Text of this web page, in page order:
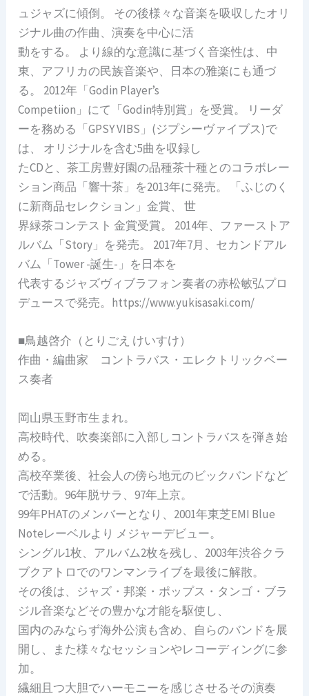
ュジャズに傾倒。 その後様々な音楽を吸収したオリ
ジナル曲の作曲、演奏を中心に活
動をする。 より線的な意識に基づく音楽性は、中
東、アフリカの民族音楽や、日本の雅楽にも通づ
る。 2012年「Godin Player’s
Competiion」にて「Godin特別賞」を受賞。 リーダ
ーを務める「GPSY VIBS」(ジプシーヴァイブス)で
は、 オリジナルを含む5曲を収録し
たCDと、茶工房豊好園の品種茶十種とのコラボレー
ション商品「響十茶」を2013年に発売。 「ふじのく
に新商品セレクション」金賞、 世
界緑茶コンテスト 金賞受賞。 2014年、ファーストア
ルバム「Story」を発売。 2017年7月、セカンドアル
バム「Tower -誕生-」を日本を
代表するジャズヴィブラフォン奏者の赤松敏弘プロ
デュースで発売。https://www.yukisasaki.com/
■鳥越啓介（とりごえ けいすけ）
作曲・編曲家 コントラバス・エレクトリックベー
ス奏者
岡山県玉野市生まれ。
高校時代、吹奏楽部に入部しコントラバスを弾き始
める。
高校卒業後、社会人の傍ら地元のビックバンドなど
で活動。96年脱サラ、97年上京。
99年PHATのメンバーとなり、2001年東芝EMI Blue
Noteレーベルより メジャーデビュー。
シングル1枚、アルバム2枚を残し、2003年渋谷クラ
ブクアトロでのワンマンライブを最後に解散。
その後は、ジャズ・邦楽・ポップス・タンゴ・ブラ
ジル音楽などその豊かな才能を駆使し、
国内のみならず海外公演も含め、自らのバンドを展
開し、また様々なセッションやレコーディングに参
加。
繊細且つ大胆でハーモニーを感じさせるその演奏